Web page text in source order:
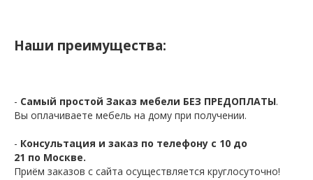
Наши преимущества:
- Самый простой Заказ мебели БЕЗ ПРЕДОПЛАТЫ.
Вы оплачиваете мебель на дому при получении.
- Консультация и заказ по телефону с 10 до
21 по Москве.
Приём заказов с сайта осуществляется круглосуточно!